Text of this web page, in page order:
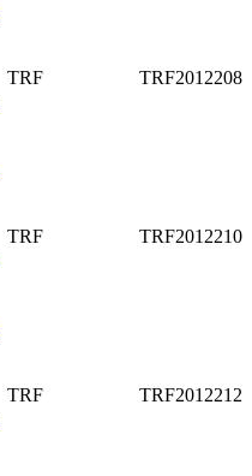
TRF TRF2012208
TRF TRF2012210
TRF TRF2012212